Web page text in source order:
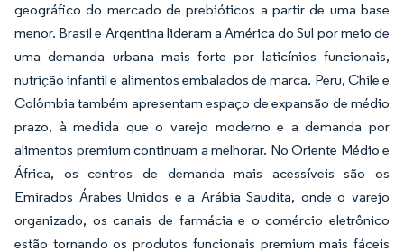
geográfico do mercado de prebióticos a partir de uma base
menor. Brasil e Argentina lideram a América do Sul por meio de
uma demanda urbana mais forte por laticínios funcionais,
nutrição infantil e alimentos embalados de marca. Peru, Chile e
Colômbia também apresentam espaço de expansão de médio
prazo, à medida que o varejo moderno e a demanda por
alimentos premium continuam a melhorar. No Oriente Médio e
África, os centros de demanda mais acessíveis são os
Emirados Árabes Unidos e a Arábia Saudita, onde o varejo
organizado, os canais de farmácia e o comércio eletrônico
estão tornando os produtos funcionais premium mais fáceis